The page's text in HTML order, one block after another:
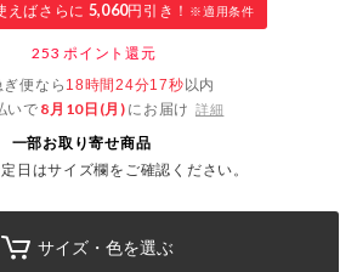
えばさらに 5,060円引き！ ※適用条件
253 ポイント還元
ぎ便なら 18時間24分16秒以内
いで 8月10日(月) にお届け 詳細
一部お取り寄せ商品
日はサイズ欄をご確認ください。
サイズ・色を選ぶ